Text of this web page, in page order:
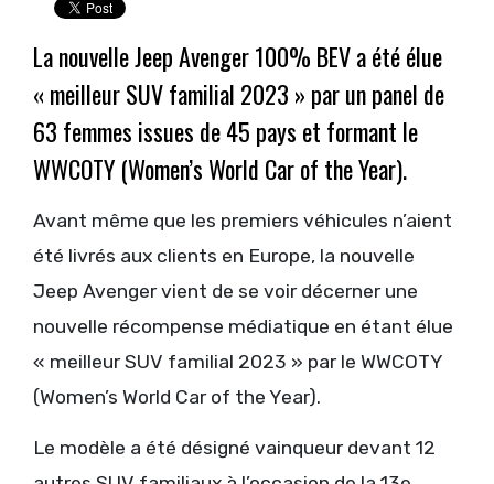
La nouvelle Jeep Avenger 100% BEV a été élue
« meilleur SUV familial 2023 » par un panel de
63 femmes issues de 45 pays et formant le
WWCOTY (Women’s World Car of the Year).
Avant même que les premiers véhicules n’aient
été livrés aux clients en Europe, la nouvelle
Jeep Avenger vient de se voir décerner une
nouvelle récompense médiatique en étant élue
« meilleur SUV familial 2023 » par le WWCOTY
(Women’s World Car of the Year).
Le modèle a été désigné vainqueur devant 12